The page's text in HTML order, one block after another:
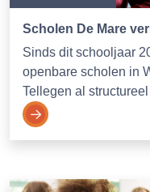
Scholen De Mare
Sinds dit schooljaar
openbare scholen in
Tellegen al